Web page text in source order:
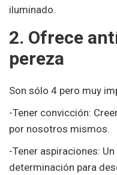
iluminado.
2. Ofrece
pereza
Son sólo 4 pero muy
-Tener convicción:
por nosotros mismos.
-Tener aspiraciones:
determinación para